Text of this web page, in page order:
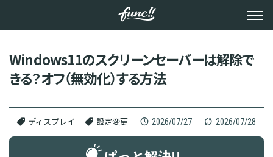
ン
Windows11のスクリーンセーバーは解除で
きる？オフ（無効化）する方法
ディスプレイ 設定変更 2026/07/27 2026/07/28